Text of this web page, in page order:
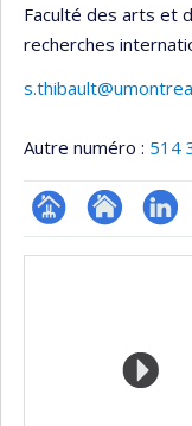
Faculté des arts et
recherches
Autre numéro : 514
Page Site
recherche
Médias